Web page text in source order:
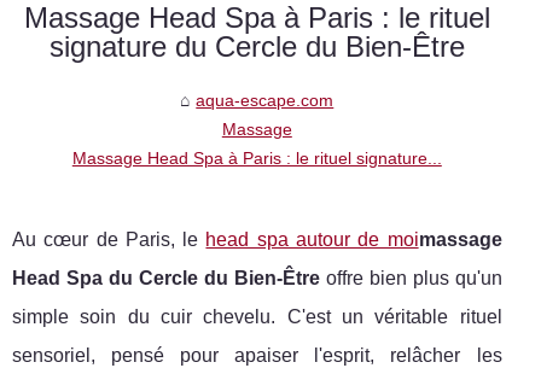
Massage Head Spa à Paris : le rituel
signature du Cercle du Bien-Être
aqua-escape.com
Massage
Massage Head Spa à Paris : le rituel signature...
Au cœur de Paris, le head spa autour de moimassage
Head Spa du Cercle du Bien-Êtreoffre bien plus qu'un
simple soin du cuir chevelu. C'est un véritable rituel
sensoriel, pensé pour apaiser l'esprit, relâcher les